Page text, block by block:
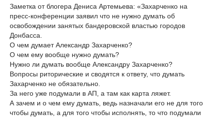
Заметка от блогера Дениса Артемьева: «Захарченко на
пресс-конференции заявил что не нужно думать об
освобождении занятых бандеровской властью городов
Донбасса.
О чем думает Александр Захарченко?
О чем ему вообще нужно думать?
Нужно ли думать вообще Александру Захарченко?
Вопросы риторические и сводятся к ответу, что думать
Захарченко не обязательно.
За него уже подумали в АП, а там как карта ляжет.
А зачем и о чем ему думать, ведь назначали его не для того
чтобы думать, а для того чтобы исполнять, то что подумали